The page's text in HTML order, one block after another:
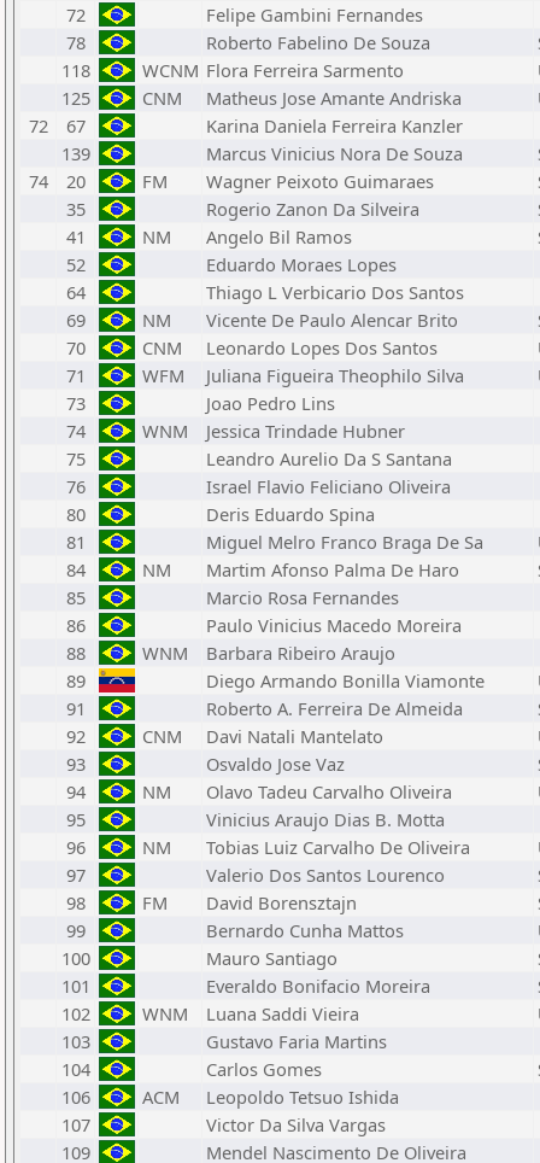
72
Felipe Gambini Fernandes
78
Roberto Fabelino De Souza
118
WCNM Flora Ferreira Sarmento
125
CNM Matheus Jose Amante Andriska
72
67
Karina Daniela Ferreira Kanzler
139
Marcus Vinicius Nora De Souza
74
20 FM Wagner Peixoto Guimaraes
35
Rogerio Zanon Da Silveira
41
NM Angelo Bil Ramos
52
Eduardo Moraes Lopes
64
Thiago L Verbicario Dos Santos
69
NM Vicente De Paulo Alencar Brito
70
CNM Leonardo Lopes Dos Santos
71
WFM Juliana Figueira Theophilo Silva
73
Joao Pedro Lins
74
WNM
Jessica Trindade Hubner
75
Leandro Aurelio Da S Santana
76
Israel Flavio Feliciano Oliveira
80
Deris Eduardo Spina
81
Miguel Melro Franco Braga De Sa
84
NM Martim Afonso Palma De Haro
85
Marcio Rosa Fernandes
86
Paulo Vinicius Macedo Moreira
88
WNM
Barbara Ribeiro Araujo
89
Diego Armando Bonilla Viamonte
91
Roberto A. Ferreira De Almeida
92
CNM Davi Natali Mantelato
93
Osvaldo Jose Vaz
94
NM Olavo Tadeu Carvalho Oliveira
95
Vinicius Araujo Dias B. Motta
96
NM Tobias Luiz Carvalho De Oliveira
97
Valerio Dos Santos Lourenco
98
FM David Borensztajn
99
Bernardo Cunha Mattos
100
Mauro Santiago
101
Everaldo Bonifacio Moreira
102
WNM Luana Saddi Vieira
103
Gustavo Faria Martins
104
Carlos Gomes
106
ACM
Leopoldo Tetsuo Ishida
107
Victor Da Silva Vargas
109
Mendel Nascimento De Oliveira